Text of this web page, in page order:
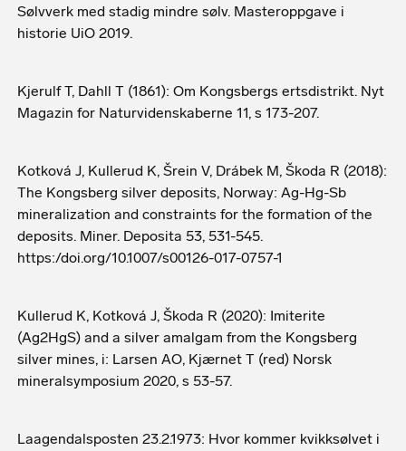
Sølvverk med stadig mindre sølv. Masteroppgave i
historie UiO 2019.
Kjerulf T, Dahll T (1861): Om Kongsbergs ertsdistrikt. Nyt
Magazin for Naturvidenskaberne 11, s 173-207.
Kotková J, Kullerud K, Šrein V, Drábek M, Škoda R (2018):
The Kongsberg silver deposits, Norway: Ag-Hg-Sb
mineralization and constraints for the formation of the
deposits. Miner. Deposita 53, 531-545.
https:/doi.org/10.1007/s00126-017-0757-1
Kullerud K, Kotková J, Škoda R (2020): Imiterite
(Ag2HgS) and a silver amalgam from the Kongsberg
silver mines, i: Larsen AO, Kjærnet T (red) Norsk
mineralsymposium 2020, s 53-57.
Laagendalsposten 23.2.1973: Hvor kommer kvikksølvet i